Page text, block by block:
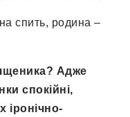
спить, родина –
Адже
спокійні,
іронічно-